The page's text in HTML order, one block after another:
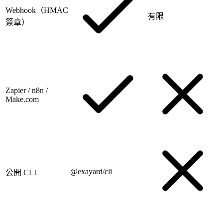
Webhook（HMAC
簽章）
有限
Zapier / n8n /
Make.com
公開 CLI @exayard/cli